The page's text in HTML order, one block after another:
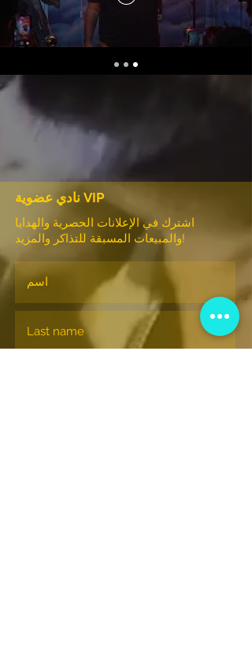
نادي عضوية VIP
اشترك في الإعلانات الحصرية والهدايا
والمبيعات المسبقة للتذاكر والمزيد!